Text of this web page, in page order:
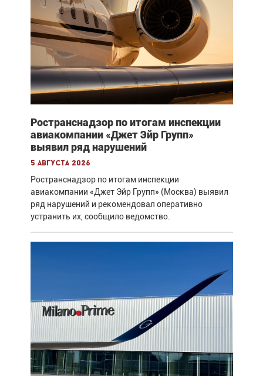
Ространснадзор по итогам инспекции
авиакомпании «Джет Эйр Групп»
выявил ряд нарушений
5 августа 2026
Ространснадзор по итогам инспекции
авиакомпании «Джет Эйр Групп» (Москва) выявил
ряд нарушений и рекомендовал оперативно
устранить их, сообщило ведомство.